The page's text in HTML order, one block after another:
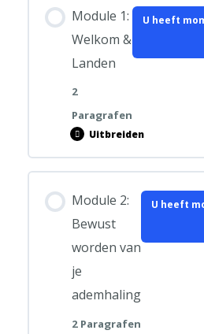
indicaties
0/1
Module 1:
Welkom &
Landen
2
Paragrafen
U heeft
Uitbreiden
Module
Welkom
&
0/2
Welkom en landen
Ademhalingsoefening
Module 2:
Bewust
worden van
je
ademhaling
2 Paragrafen
U heeft